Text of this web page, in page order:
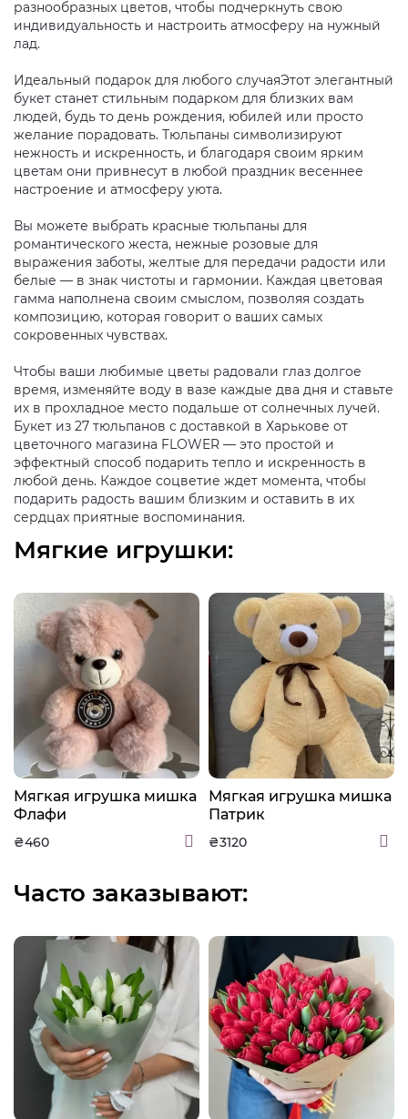
разнообразных цветов, чтобы подчеркнуть свою
индивидуальность и настроить атмосферу на нужный
лад.
Идеальный подарок для любого случаяЭтот элегантный
букет станет стильным подарком для близких вам
людей, будь то день рождения, юбилей или просто
желание порадовать. Тюльпаны символизируют
нежность и искренность, и благодаря своим ярким
цветам они привнесут в любой праздник весеннее
настроение и атмосферу уюта.
Вы можете выбрать красные тюльпаны для
романтического жеста, нежные розовые для
выражения заботы, желтые для передачи радости или
белые — в знак чистоты и гармонии. Каждая цветовая
гамма наполнена своим смыслом, позволяя создать
композицию, которая говорит о ваших самых
сокровенных чувствах.
Чтобы ваши любимые цветы радовали глаз долгое
время, изменяйте воду в вазе каждые два дня и ставьте
их в прохладное место подальше от солнечных лучей.
Букет из 27 тюльпанов с доставкой в Харькове от
цветочного магазина FLOWER — это простой и
эффектный способ подарить тепло и искренность в
любой день. Каждое соцветие ждет момента, чтобы
подарить радость вашим близким и оставить в их
сердцах приятные воспоминания.
Мягкие игрушки:
Мягкая игрушка мишка
Флафи
₴460
Мягкая игрушка мишка
Патрик
₴3120
Часто заказывают: